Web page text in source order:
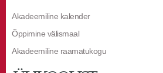
Akadeemiline kalender
Õppimine välismaal
Akadeemiline raamatukogu